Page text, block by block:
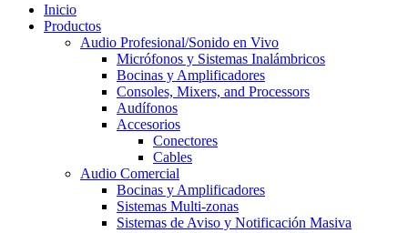
Inicio
Productos
Audio Profesional/Sonido en Vivo
Micrófonos y Sistemas Inalámbricos
Bocinas y Amplificadores
Consoles, Mixers, and Processors
Audífonos
Accesorios
Conectores
Cables
Audio Comercial
Bocinas y Amplificadores
Sistemas Multi-zonas
Sistemas de Aviso y Notificación Masiva